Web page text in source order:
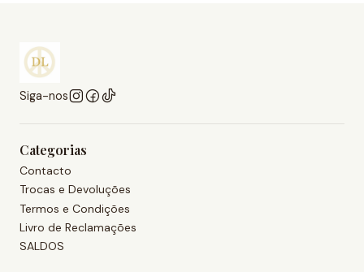
Siga-nos
Categorias
Contacto
Trocas e Devoluções
Termos e Condições
Livro de Reclamações
SALDOS